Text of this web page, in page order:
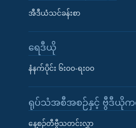
အီဒီယံသင်ခန်းစာ
ရေဒီယို
နံနက်ပိုင်း ၆း၀၀-ရး၀၀
ရုပ်သံအစီအစဉ်နှင့် ဗွီဒီယိုကဏ္
နေ့စဉ်တီဗွီသတင်းလွှာ